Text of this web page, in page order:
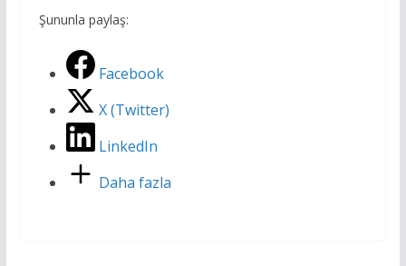
Şununla paylaş:
Facebook
X (Twitter)
LinkedIn
Daha fazla